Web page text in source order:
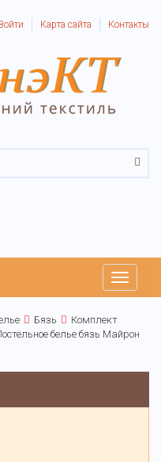
Карта сайта Контакты
Toggle
Бязь
Комплект
белье бязь Майрон